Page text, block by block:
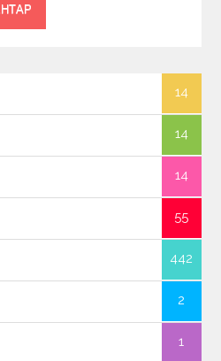
14
14
14
55
442
2
1